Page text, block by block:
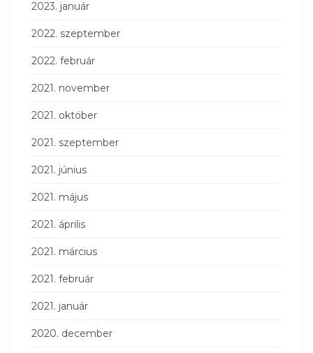
2023. január
2022. szeptember
2022. február
2021. november
2021. október
2021. szeptember
2021. június
2021. május
2021. április
2021. március
2021. február
2021. január
2020. december